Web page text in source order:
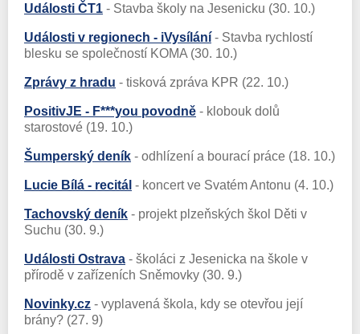
Události ČT1 - Stavba školy na Jesenicku (30. 10.)
Události v regionech - iVysílání - Stavba rychlostí
blesku se společností KOMA (30. 10.)
Zprávy z hradu - tisková zpráva KPR (22. 10.)
PositivJE - F***you povodně - klobouk dolů
starostové (19. 10.)
Šumperský deník - odhlízení a bourací práce (18. 10.)
Lucie Bílá - recitál - koncert ve Svatém Antonu (4. 10.)
Tachovský deník - projekt plzeňských škol Děti v
Suchu (30. 9.)
Události Ostrava - školáci z Jesenicka na škole v
přírodě v zařízeních Sněmovky (30. 9.)
Novinky.cz - vyplavená škola, kdy se otevřou její
brány? (27. 9)